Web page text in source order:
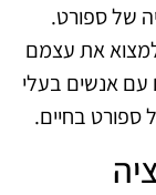
של ספורט.
את עצמם
עם אנשים בעלי
ספורט בחיים.